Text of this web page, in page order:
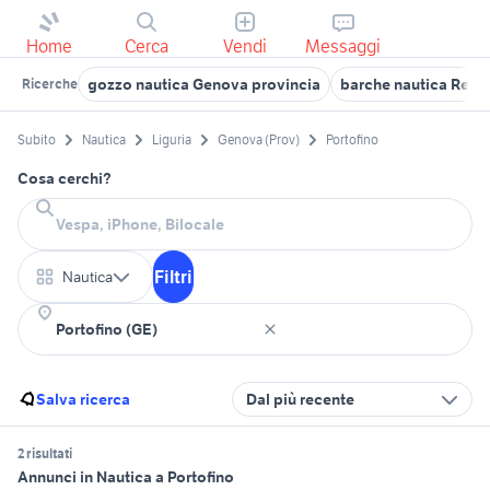
Home Cerca Vendi Messaggi
Ricerche gozzo nautica Genova provincia barche nautica
Subito Nautica Liguria Genova (Prov) Portofino
Cosa cerchi?
Nautica Filtri
Salva ricerca Dal più recente
2 risultati
Annunci in Nautica a Portofino